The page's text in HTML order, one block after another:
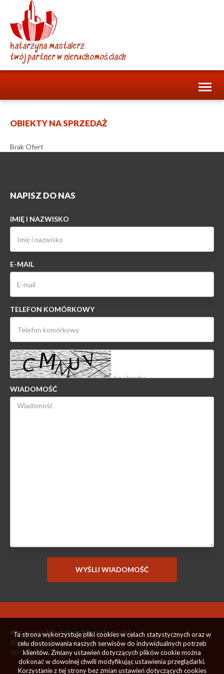
katarzyna mastalerz
twój partner w nieruchomościach
OBIEKTY NA SPRZEDAŻ
Brak Ofert
NAPISZ DO NAS
IMIĘ I NAZWISKO
E-MAIL
TELEFON KOMÓRKOWY
WIADOMOŚĆ
Katarzyna Mastalerz Nieruchomości
Krakowskie Przedmieście 4/6
00-333 Warszawa
Ta strona wykorzystuje pliki cookies w celach statystycznych oraz w
celu dostosowania naszych serwisów do indywidualnych potrzeb
klientów. Zmiany ustawień dotyczących plików cookie można
dokonać w dowolnej chwili modyfikując ustawienia przeglądarki.
Korzystanie z tej strony bez zmian ustawień dotyczących cookies